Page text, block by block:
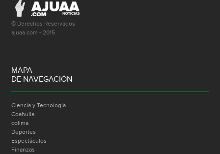
© Derechos Reservados
ajuaa.com - 2015
MAPA
DE NAVEGACIÓN
Ciencia y Tecnología
Coahuila
colima
Deportes
Espectáculos
Finanzas